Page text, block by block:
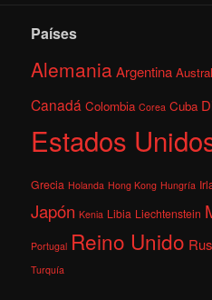
Países
AlemaniaArgentina
Canadá Colombia Corea Cuba
Estados
Grecia Holanda Hong Kong Hungría
Japón Kenia Libia Liechtenstein
Portugal Reino Unido
Turquía